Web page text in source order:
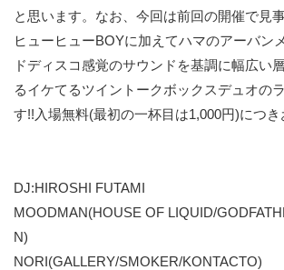
と思います。なお、今回は前回の開催で見
ヒューヒューBOYに加えてハマのアーバン
ドディスコ感覚のサウンドを基調に幅広い
るイケてるツイントークボックスデュオの
す!!入場無料(最初の一杯目は1,000円)につ
DJ:HIROSHI FUTAMI
MOODMAN(HOUSE OF LIQUID/
N)
NORI(GALLERY/SMOKER/KONTACTO)